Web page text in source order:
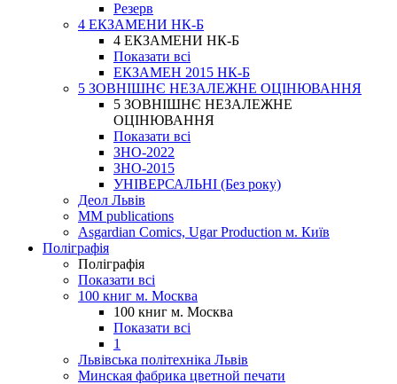
Резерв
4 ЕКЗАМЕНИ НК-Б
4 ЕКЗАМЕНИ НК-Б
Показати всі
ЕКЗАМЕН 2015 НК-Б
5 ЗОВНІШНЄ НЕЗАЛЕЖНЕ ОЦІНЮВАННЯ
5 ЗОВНІШНЄ НЕЗАЛЕЖНЕ
ОЦІНЮВАННЯ
Показати всі
ЗНО-2022
ЗНО-2015
УНІВЕРСАЛЬНІ (Без року)
Деол Львів
MM publications
Asgardian Comics, Ugar Production м. Київ
Поліграфія
Поліграфія
Показати всі
100 книг м. Москва
100 книг м. Москва
Показати всі
1
Львівська політехніка Львів
Минская фабрика цветной печати